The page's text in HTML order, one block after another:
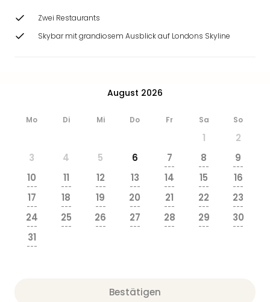
Zwei Restaurants
Skybar mit grandiosem Ausblick auf Londons Skyline
August 2026
Mo Di Mi Do Fr Sa So
1
2
3
4 5 6 7
---
8
---
9
---
10
---
11
---
12
---
13
---
14
---
15
---
16
---
17
---
18
---
19
---
20
---
21
---
22
---
23
---
24
---
25
---
26
---
27
---
28
---
29
---
30
---
31
---
Bestätigen